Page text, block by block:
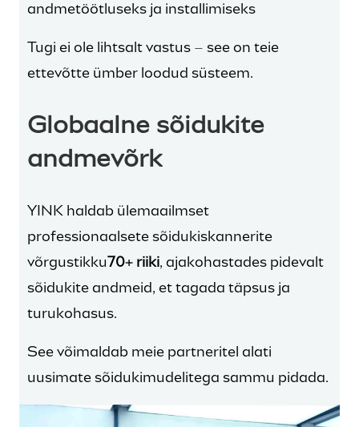
andmetöötluseks ja installimiseks
Tugi ei ole lihtsalt vastus – see on teie
ettevõtte ümber loodud süsteem.
Globaalne sõidukite
andmevõrk
YINK haldab ülemaailmset
professionaalsete sõidukiskannerite
võrgustikku70+ riiki, ajakohastades pidevalt
sõidukite andmeid, et tagada täpsus ja
turukohasus.
See võimaldab meie partneritel alati
uusimate sõidukimudelitega sammu pidada.